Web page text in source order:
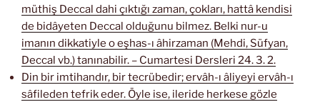
müthiş Deccal dahi çıktığı zaman, çokları, hattâ kendisi
de bidâyeten Deccal olduğunu bilmez. Belki nur-u
imanın dikkatiyle o eşhas-ı âhirzaman (Mehdi, Süfyan,
Deccal vb.) tanınabilir. – Cumartesi Dersleri 24. 3. 2.
Din bir imtihandır, bir tecrübedir; ervâh-ı âliyeyi ervâh-ı
sâfileden tefrik eder. Öyle ise, ileride herkese gözle